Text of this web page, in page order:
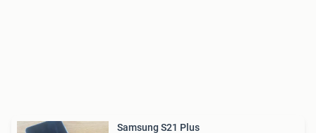
Samsung S21 Plus